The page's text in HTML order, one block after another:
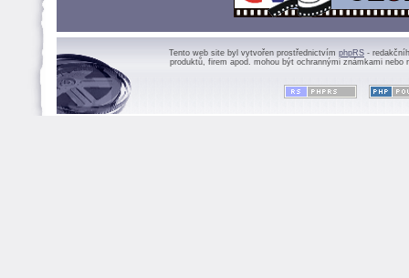
Tento web site byl vytvořen prostřednictvím phpRS -
produktů, firem apod. mohou být ochrannými známkami